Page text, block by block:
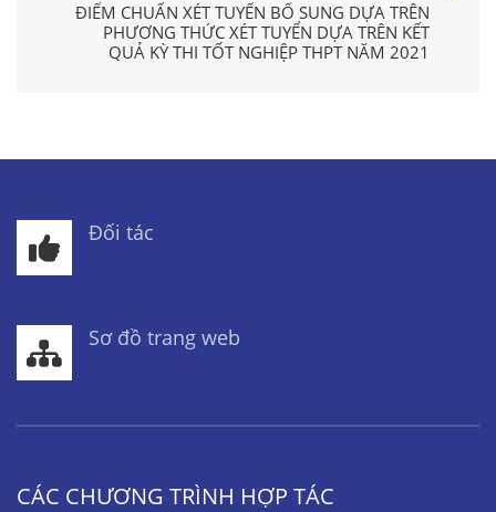
ĐIỂM CHUẨN XÉT TUYỂN BỔ SUNG DỰA TRÊN
PHƯƠNG THỨC XÉT TUYỂN DỰA TRÊN KẾT
QUẢ KỲ THI TỐT NGHIỆP THPT NĂM 2021
Đối tác
Sơ đồ trang web
CÁC CHƯƠNG TRÌNH HỢP TÁC